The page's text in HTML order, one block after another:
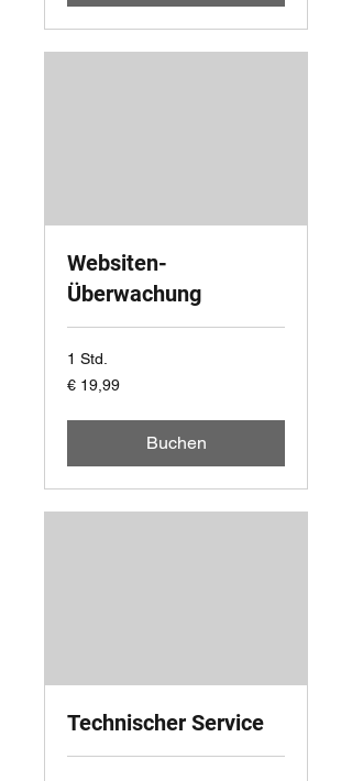
Websiten-
Überwachung
1 Std.
19,99
Euro
€ 19,99
Buchen
Technischer Service